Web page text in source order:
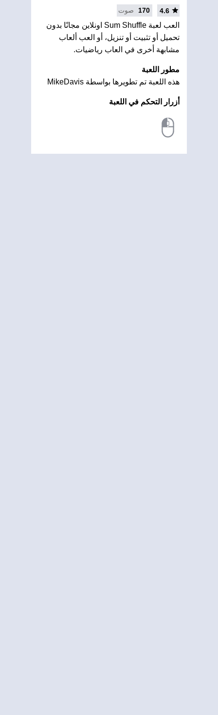
4.6
170 صوت
العب لعبة Sum Shuffle اونلاين مجانًا بدون
تحميل أو تثبيت أو تنزيل، أو العب ألعاب
مشابهة أخرى في العاب رياضيات.
مطور اللعبة
هذه اللعبة تم تطويرها بواسطة MikeDavis
أزرار التحكم في اللعبة